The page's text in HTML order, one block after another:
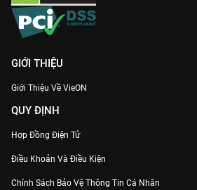
GIỚI THIỆU
Giới Thiệu Về VieON
QUY ĐỊNH
Hợp Đồng Điện Tử
Điều Khoản Và Điều Kiện
Chính Sách Bảo Vệ Thông Tin Cá Nhân